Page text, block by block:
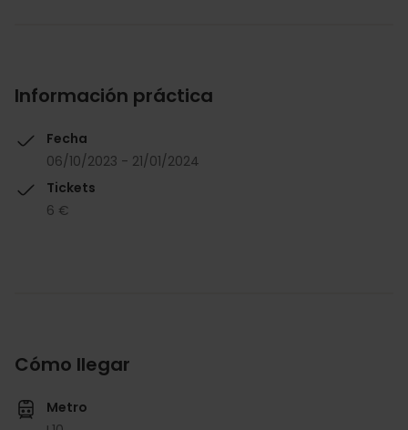
Información práctica
Fecha
06/10/2023 - 21/01/2024
Tickets
6 €
Cómo llegar
Metro